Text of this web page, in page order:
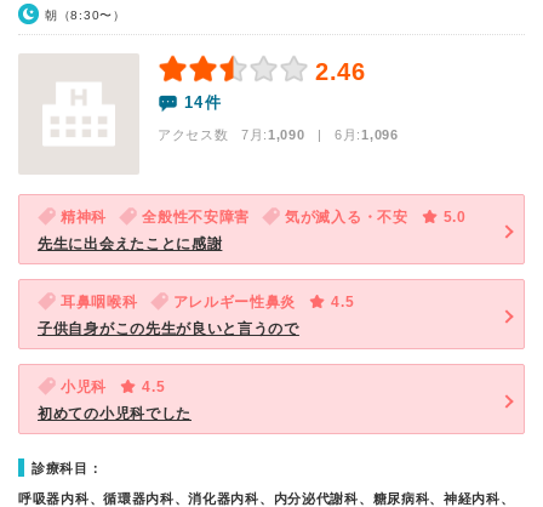
朝（8:30〜）
2.46
14件
アクセス数 7月:1,090 | 6月:1,096
精神科 全般性不安障害 気が滅入る・不安
5.0
先生に出会えたことに感謝
耳鼻咽喉科 アレルギー性鼻炎
4.5
子供自身がこの先生が良いと言うので
小児科
4.5
初めての小児科でした
診療科目：
呼吸器内科、循環器内科、消化器内科、内分泌代謝科、糖尿病科、神経内科、